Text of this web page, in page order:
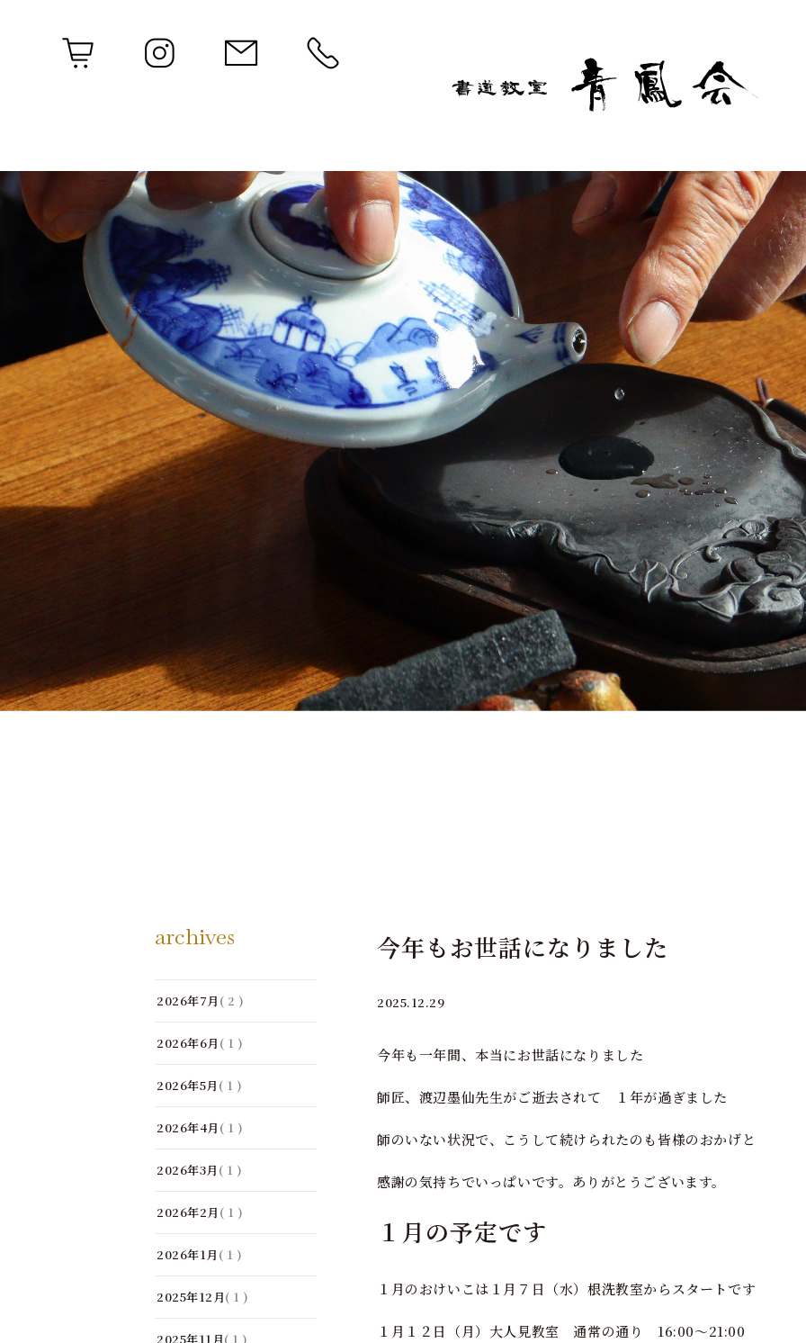
今年もお世話になりました
2025.12.29
今年も一年間、本当にお世話になりました
師匠、渡辺墨仙先生がご逝去されて １年が過ぎました
師のいない状況で、こうして続けられたのも皆様のおかげと
感謝の気持ちでいっぱいです。ありがとうございます。
１月の予定です
１月のおけいこは１月７日（水）根洗教室からスタートです
１月１２日（月）大人見教室 通常の通り 16:00～21:00
archives
2026年7月 ( 2 )
2026年6月 ( 1 )
2026年5月 ( 1 )
2026年4月 ( 1 )
2026年3月 ( 1 )
2026年2月 ( 1 )
2026年1月 ( 1 )
2025年12月( 1 )
2025年11月( 1 )